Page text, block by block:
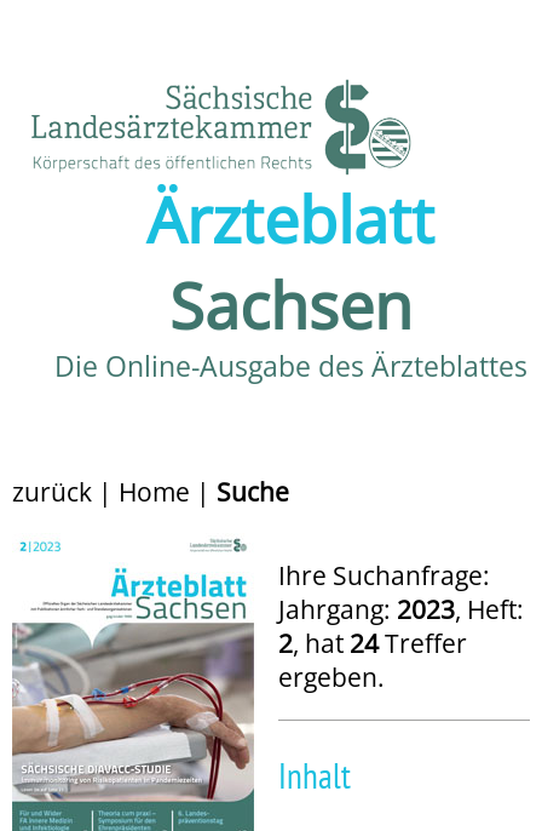
Ärzteblatt
Sachsen
Die Online-Ausgabe des Ärzteblattes
zurück | Home | Suche
Ihre Suchanfrage:
Jahrgang: 2023, Heft:
2, hat 24Treffer
ergeben.
Inhalt